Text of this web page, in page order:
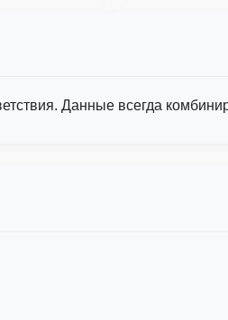
Copart
Данные всегда